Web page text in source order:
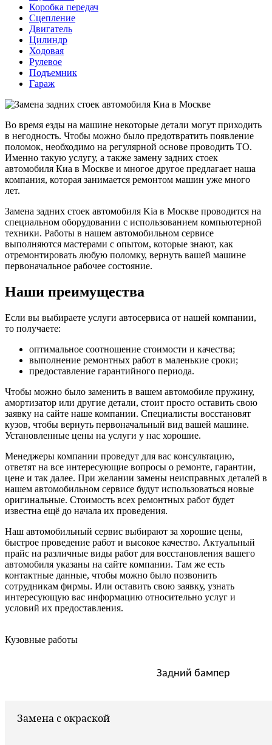
Коробка передач
Сцепление
Двигатель
Цилиндр
Ходовая
Рулевое
Подъемник
Гараж
Во время езды на машине некоторые детали могут приходить
в негодность. Чтобы можно было предотвратить появление
поломок, необходимо на регулярной основе проводить ТО.
Именно такую услугу, а также замену задних стоек
автомобиля Киа в Москве и многое другое предлагает наша
компания, которая занимается ремонтом машин уже много
лет.
Замена задних стоек автомобиля Kia в Москве проводится на
специальном оборудовании с использованием компьютерной
техники. Работы в нашем автомобильном сервисе
выполняются мастерами с опытом, которые знают, как
отремонтировать любую поломку, вернуть вашей машине
первоначальное рабочее состояние.
Наши преимущества
Если вы выбираете услуги автосервиса от нашей компании,
то получаете:
оптимальное соотношение стоимости и качества;
выполнение ремонтных работ в маленькие сроки;
предоставление гарантийного периода.
Чтобы можно было заменить в вашем автомобиле пружину,
амортизатор или другие детали, стоит просто оставить свою
заявку на сайте наше компании. Специалисты восстановят
кузов, чтобы вернуть первоначальный вид вашей машине.
Установленные цены на услуги у нас хорошие.
Менеджеры компании проведут для вас консультацию,
ответят на все интересующие вопросы о ремонте, гарантии,
цене и так далее. При желании замены неисправных деталей в
нашем автомобильном сервисе будут использоваться новые
оригинальные. Стоимость всех ремонтных работ будет
известна ещё до начала их проведения.
Наш автомобильный сервис выбирают за хорошие цены,
быстрое проведение работ и высокое качество. Актуальный
прайс на различные виды работ для восстановления вашего
автомобиля указаны на сайте компании. Там же есть
контактные данные, чтобы можно было позвонить
сотрудникам фирмы. Или оставить свою заявку, узнать
интересующую вас информацию относительно услуг и
условий их предоставления.
Кузовные работы
Задний бампер
Замена с окраской